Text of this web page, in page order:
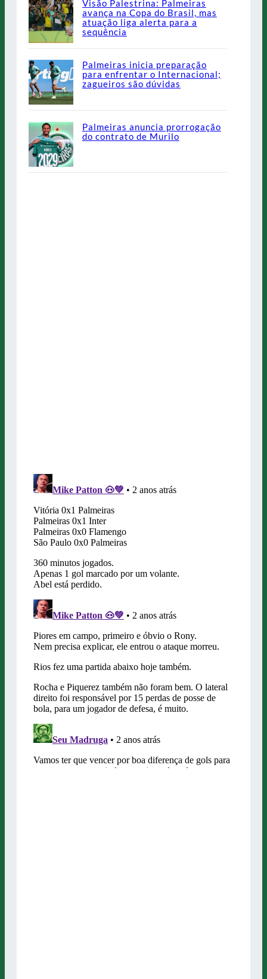
Visão Palestrina: Palmeiras
avança na Copa do Brasil, mas
atuação liga alerta para a
sequência
Palmeiras inicia preparação
para enfrentar o Internacional;
zagueiros são dúvidas
Palmeiras anuncia prorrogação
do contrato de Murilo